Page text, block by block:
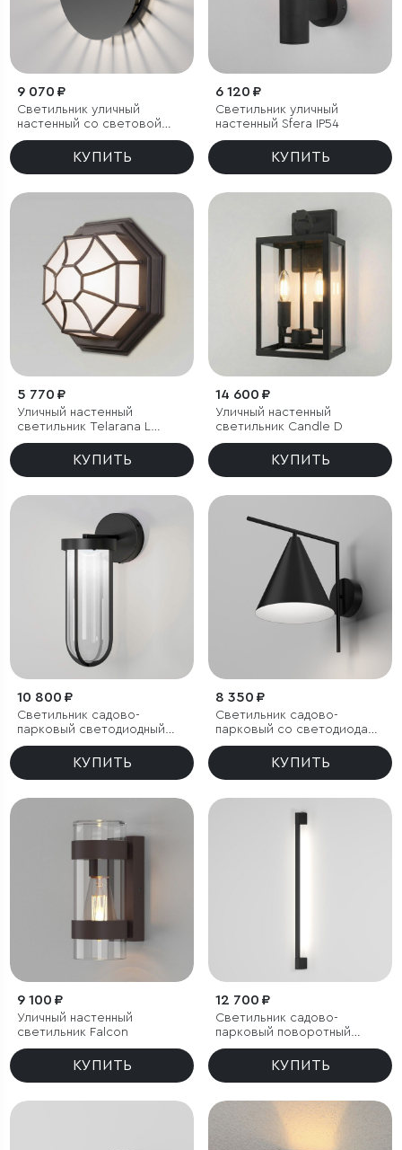
9 070 ₽
Светильник уличный
настенный со световой
проекцией Firenze
(35178/D) черный
КУПИТЬ
6 120 ₽
Светильник уличный
настенный Sfera IP54
КУПИТЬ
5 770 ₽
Уличный настенный
светильник Telarana L
капучино
КУПИТЬ
14 600 ₽
Уличный настенный
светильник Candle D
КУПИТЬ
10 800 ₽
Светильник садово-
парковый светодиодный
Ritz черный
КУПИТЬ
8 350 ₽
Светильник садово-
парковый со светодиодами
Bevel
КУПИТЬ
9 100 ₽
Уличный настенный
светильник Falcon
КУПИТЬ
12 700 ₽
Светильник садово-
парковый поворотный
Argos 8W 4000K черный
КУПИТЬ